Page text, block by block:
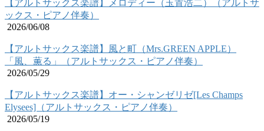
【アルトサックス楽譜】メロディー（玉置浩二）（アルトサ
ックス・ピアノ伴奏）
2026/06/08
【アルトサックス楽譜】風と町（Mrs.GREEN APPLE）
「風、薫る」（アルトサックス・ピアノ伴奏）
2026/05/29
【アルトサックス楽譜】オー・シャンゼリゼ[Les Champs
Elysees]（アルトサックス・ピアノ伴奏）
2026/05/19